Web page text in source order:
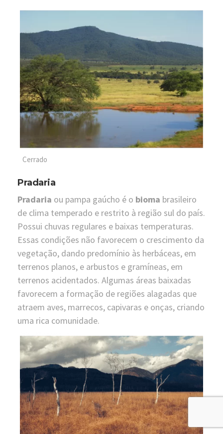
Cerrado
Pradaria
Pradaria ou pampa gaúcho é o bioma brasileiro
de clima temperado e restrito à região sul do país.
Possui chuvas regulares e baixas temperaturas.
Essas condições não favorecem o crescimento da
vegetação, dando predomínio às herbáceas, em
terrenos planos, e arbustos e gramíneas, em
terrenos acidentados. Algumas áreas baixadas
favorecem a formação de regiões alagadas que
atraem aves, marrecos, capivaras e onças, criando
uma rica comunidade.